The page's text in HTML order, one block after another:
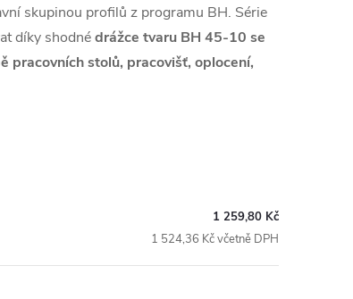
skupinou profilů z programu BH. Série
díky shodnédrážce tvaru BH 45-10 se
pracovních stolů, pracovišť, oplocení,
1 259,80 Kč
1 524,36 Kč včetně DPH